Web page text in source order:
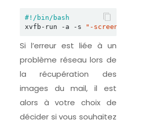
xvfb-run -a -s
"-screen 0
Si l’erreur est liée à un
problème réseau lors de
la récupération des
images du mail, il est
alors à votre choix de
décider si vous souhaitez